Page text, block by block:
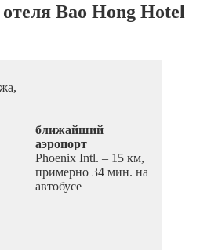
Bao Hong Hotel
ближайший
аэропорт
Phoenix Intl. – 15 км,
примерно 34 мин. на
автобусе